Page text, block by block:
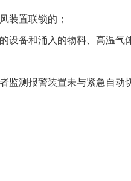
装置联锁的；
设备和涌入的物料、高温气
监测报警装置未与紧急自动